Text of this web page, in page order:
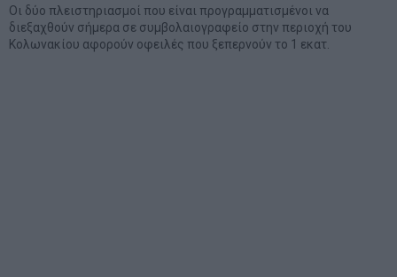
Oι δύο πλειστηριασμοί που είναι προγραμματισμένοι να
διεξαχθούν σήμερα σε συμβολαιογραφείο στην περιοχή του
Κολωνακίου αφορούν οφειλές που ξεπερνούν το 1 εκατ.